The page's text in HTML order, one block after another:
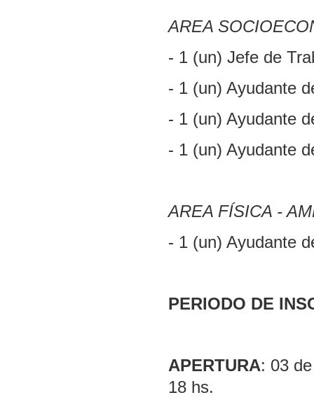
AREA
- 1 (un) Jefe de
- 1 (un) Ayudante
- 1 (un) Ayudante
- 1 (un) Ayudante
AREA FÍSICA -
- 1 (un) Ayudante
PERIODO DE
APERTURA: 03
18 hs.